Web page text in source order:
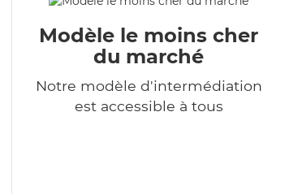
Modèle le moins cher
du marché
Notre modèle d'intermédiation
est accessible à tous